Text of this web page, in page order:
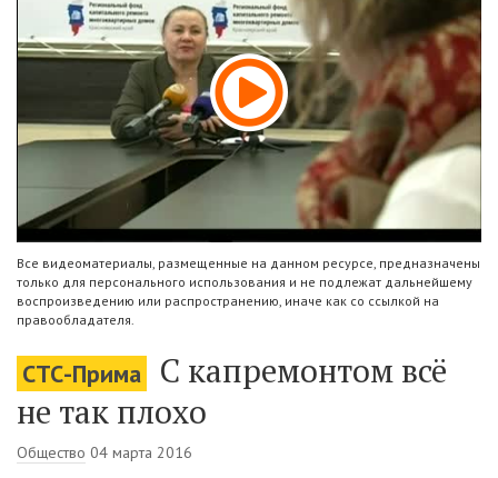
Все видеоматериалы, размещенные на данном ресурсе, предназначены
только для персонального использования и не подлежат дальнейшему
воспроизведению или распространению, иначе как со ссылкой на
правообладателя.
СТС-Прима
C капремонтом всё
не так плохо
Общество 04 марта 2016